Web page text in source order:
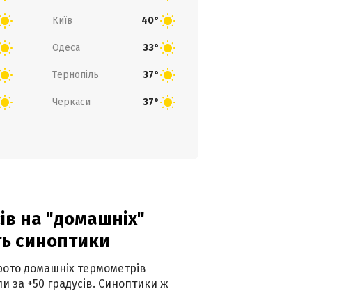
Київ 40°
Одеса 33°
Тернопіль 37°
Черкаси 37°
на "домашніх"
синоптики
домашніх термометрів
за +50 градусів. Синоптики ж